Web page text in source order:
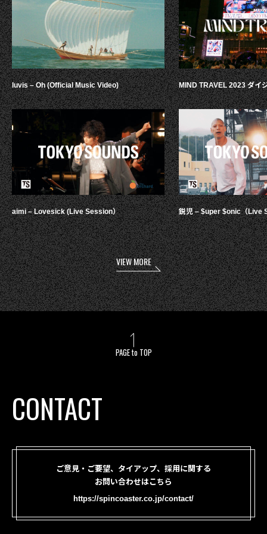
luvis – Oh (Official Music Video)
aimi – Lovesick (Live Session）
MIND TRAVEL 2023 ダイ
鋭児 – $uper $onic（Live
VIEW MORE
PAGE to TOP
CONTACT
ご意見・ご要望、タイアップ、採用に関する
お問い合わせはこちら
https://spincoaster.co.jp/contact/